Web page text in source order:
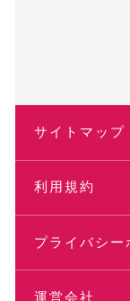
サイトマップ
利用規約
プライバシー
運営会社